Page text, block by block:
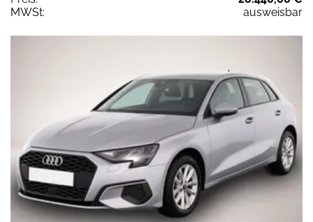
MWSt:
ausweisbar